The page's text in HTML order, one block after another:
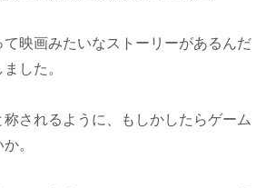
て映画みたいなストーリーがあるんだ
した。
されるように、もしかしたらゲーム
。